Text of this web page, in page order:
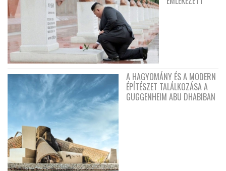
A HAGYOMÁNY ÉS A MODERN
ÉPÍTÉSZET TALÁLKOZÁSA A
GUGGENHEIM ABU DHABIBAN